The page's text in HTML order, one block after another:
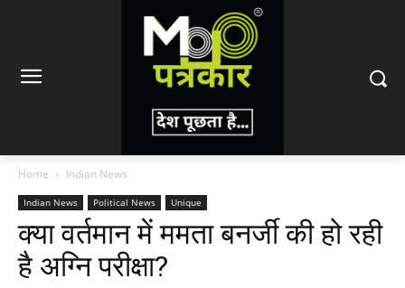
Home Indian News
Indian News Political News Unique
क्या वर्तमान में ममता बनर्जी की हो रही
है अग्नि परीक्षा?